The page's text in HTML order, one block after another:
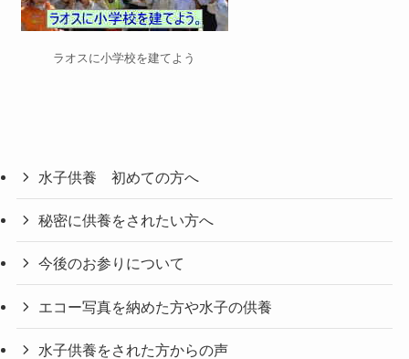
ラオスに小学校を建てよう
水子供養 初めての方へ
秘密に供養をされたい方へ
今後のお参りについて
エコー写真を納めた方や水子の供養
水子供養をされた方からの声